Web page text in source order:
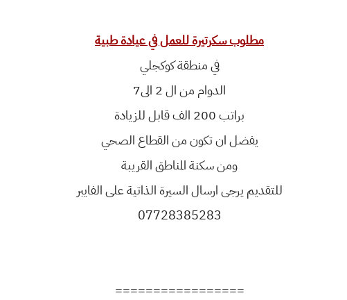
مطلوب سكرتيرة للعمل في عيادة طبية
في منطقة كوكجلي
الدوام من ال 2 الى7
براتب 200 الف قابل للزيادة
يفضل ان تكون من القطاع الصحي
ومن سكنة المناطق القريبة
للتقديم يرجى ارسال السيرة الذاتية على الفايبر
07728385283
=================